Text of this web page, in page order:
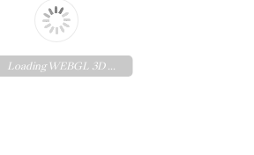
Loading WEBGL 3D ...